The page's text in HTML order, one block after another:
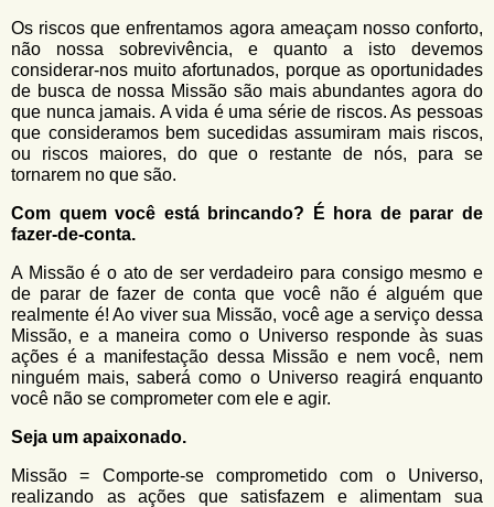
Os riscos que enfrentamos agora ameaçam nosso conforto,
não nossa sobrevivência, e quanto a isto devemos
considerar-nos muito afortunados, porque as oportunidades
de busca de nossa Missão são mais abundantes agora do
que nunca jamais. A vida é uma série de riscos. As pessoas
que consideramos bem sucedidas assumiram mais riscos,
ou riscos maiores, do que o restante de nós, para se
tornarem no que são.
Com quem você está brincando? É hora de parar de
fazer-de-conta.
A Missão é o ato de ser verdadeiro para consigo mesmo e
de parar de fazer de conta que você não é alguém que
realmente é! Ao viver sua Missão, você age a serviço dessa
Missão, e a maneira como o Universo responde às suas
ações é a manifestação dessa Missão e nem você, nem
ninguém mais, saberá como o Universo reagirá enquanto
você não se comprometer com ele e agir.
Seja um apaixonado.
Missão = Comporte-se comprometido com o Universo,
realizando as ações que satisfazem e alimentam sua